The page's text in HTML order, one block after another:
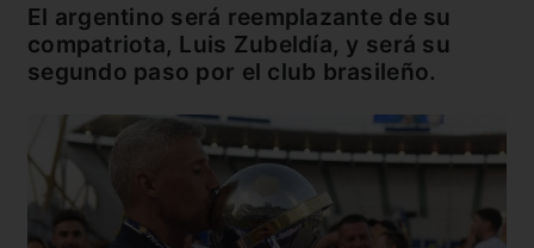
El argentino será reemplazante de su
compatriota, Luis Zubeldía, y será su
segundo paso por el club brasileño.